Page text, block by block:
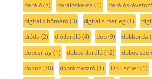
daráló(8) darálóskeksz (1)
digitális hőmérő(3) digitális mérleg(1)
dióda (2) diódaráló(4) dob(9) dobborda
dobcsillag(1) dobos daráló(12) dobos
doboz (30) dobtámasztó(1) Dr.Fischer(1)